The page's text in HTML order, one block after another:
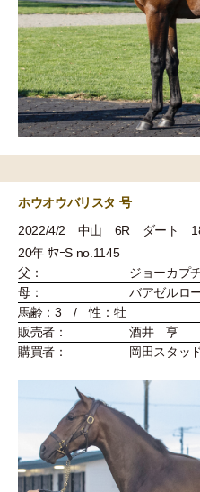
ホウオウバリスタ 号
2022/4/2 中山 6R ダート
20年 ｻﾏｰS no.1145
父：
ジョーカプ
母：
バアゼルロ
馬齢：3 / 性：牡
販売者：
酒井 亨
購買者：
岡田スタッ